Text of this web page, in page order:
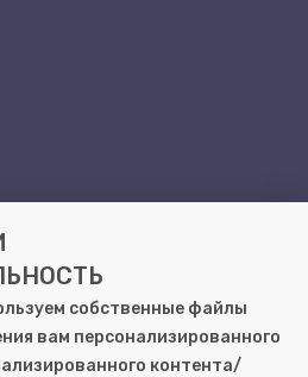
собственные файлы
вам персонализированного
контента/